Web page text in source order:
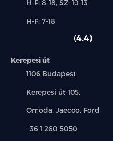
Új-
használt
H-P: 8-18, SZ: 10-13
Alkatrész,
H-P: 7-18
4.4
Kerepesi út
Település:
1106 Budapest
Cím:
Kerepesi út 105.
Márkák:
Omoda, Jaecoo, Ford
Telefon:
+36 1 260 5050